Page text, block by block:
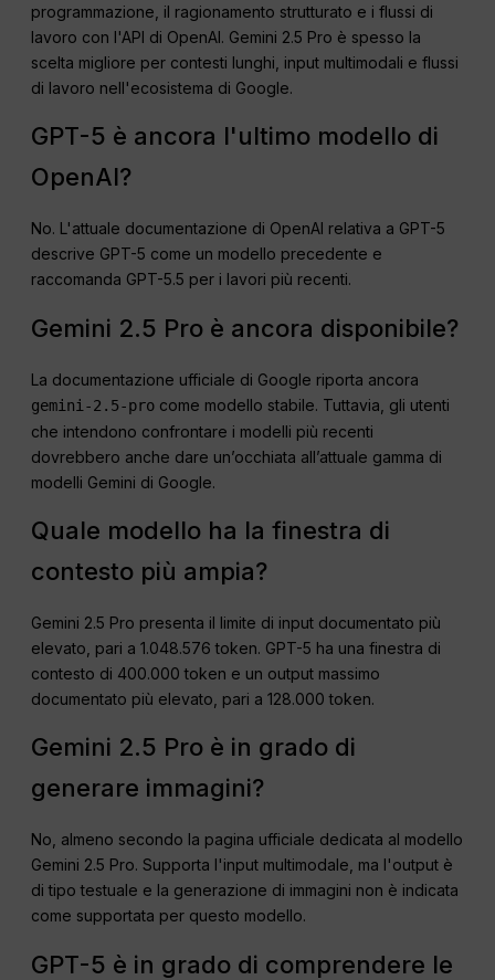
programmazione, il ragionamento strutturato e i flussi di
lavoro con l'API di OpenAI. Gemini 2.5 Pro è spesso la
scelta migliore per contesti lunghi, input multimodali e flussi
di lavoro nell'ecosistema di Google.
GPT-5 è ancora l'ultimo modello di
OpenAI?
No. L'attuale documentazione di OpenAI relativa a GPT-5
descrive GPT-5 come un modello precedente e
raccomanda GPT-5.5 per i lavori più recenti.
Gemini 2.5 Pro è ancora disponibile?
La documentazione ufficiale di Google riporta ancora
gemini-2.5-pro come modello stabile. Tuttavia, gli utenti
che intendono confrontare i modelli più recenti
dovrebbero anche dare un’occhiata all’attuale gamma di
modelli Gemini di Google.
Quale modello ha la finestra di
contesto più ampia?
Gemini 2.5 Pro presenta il limite di input documentato più
elevato, pari a 1.048.576 token. GPT-5 ha una finestra di
contesto di 400.000 token e un output massimo
documentato più elevato, pari a 128.000 token.
Gemini 2.5 Pro è in grado di
generare immagini?
No, almeno secondo la pagina ufficiale dedicata al modello
Gemini 2.5 Pro. Supporta l'input multimodale, ma l'output è
di tipo testuale e la generazione di immagini non è indicata
come supportata per questo modello.
GPT-5 è in grado di comprendere le